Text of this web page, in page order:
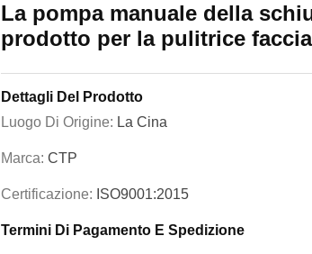
La pompa manuale della
prodotto per la pulitrice
Dettagli Del Prodotto
Luogo Di Origine: La Cina
Marca: CTP
Certificazione: ISO9001:2015
Termini Di Pagamento E Spedizione